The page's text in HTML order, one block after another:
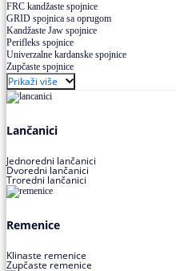
FRC kandžaste spojnice
GRID spojnica sa oprugom
Kandžaste Jaw spojnice
Perifleks spojnice
Univerzalne kardanske spojnice
Zupčaste spojnice
Prikaži više
Lančanici
Jednoredni lančanici
Dvoredni lančanici
Troredni lančanici
Remenice
Klinaste remenice
Zupčaste remenice